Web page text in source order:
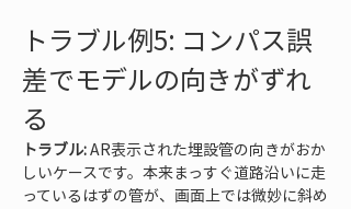
トラブル例5: コンパス誤
差でモデルの向きがずれ
る
トラブル: AR表示された埋設管の向きがおか
しいケースです。本来まっすぐ道路沿いに走
っているはずの管が、画面上では微妙に斜め